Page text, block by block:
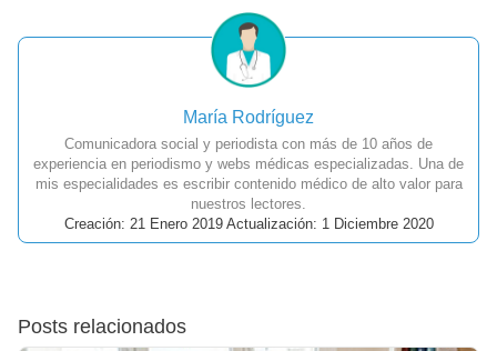
María Rodríguez
Comunicadora social y periodista con más de 10 años de
experiencia en periodismo y webs médicas especializadas. Una de
mis especialidades es escribir contenido médico de alto valor para
nuestros lectores.
Creación: 21 Enero 2019 Actualización: 1 Diciembre 2020
Posts relacionados